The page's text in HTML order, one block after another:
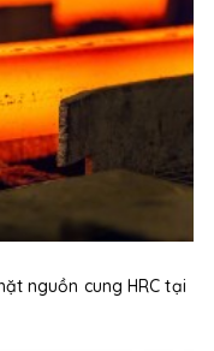
nguồn cung HRC tại